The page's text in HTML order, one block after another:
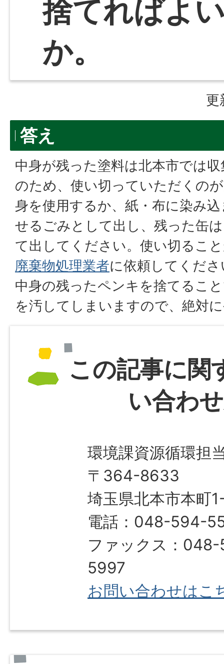
捨てればよ
か。
更
答え
中身が残った塗料は北本市では
のため、使い切っていただくの
身を使用するか、紙・布に染み
せるごみとして出し、残った缶
て出してください。使い切るこ
廃棄物処理業者に依頼してくださ
中身の残ったペンキを捨てるこ
を汚してしまいますので、絶対
この記事に関
い合わ
環境課資源循環担
〒364-8633
埼玉県北本市本町
電話：048-594-
ファックス：
5997
お問い合わせはこ